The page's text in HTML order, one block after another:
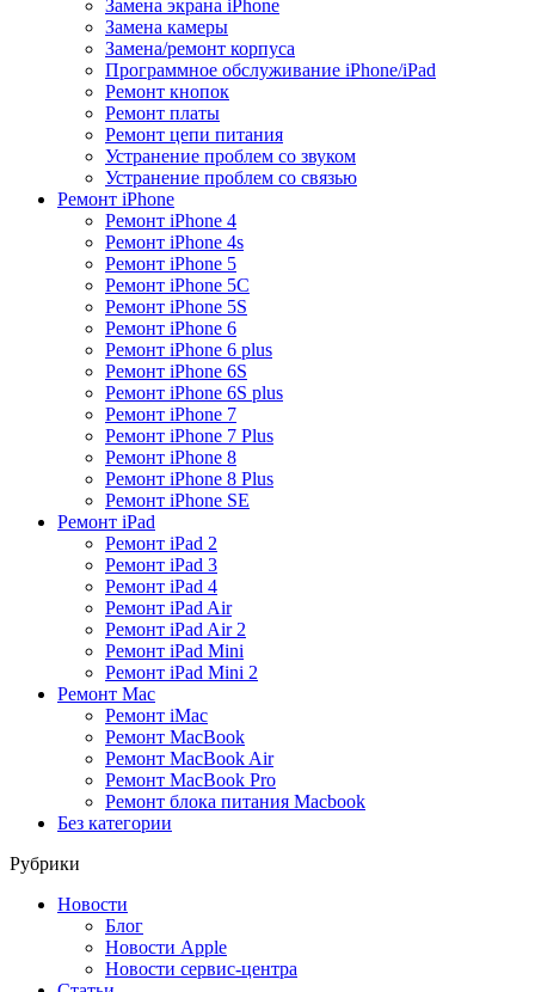
Замена экрана iPhone
Замена камеры
Замена/ремонт корпуса
Программное обслуживание iPhone/iPad
Ремонт кнопок
Ремонт платы
Ремонт цепи питания
Устранение проблем со звуком
Устранение проблем со связью
Ремонт iPhone
Ремонт iPhone 4
Ремонт iPhone 4s
Ремонт iPhone 5
Ремонт iPhone 5C
Ремонт iPhone 5S
Ремонт iPhone 6
Ремонт iPhone 6 plus
Ремонт iPhone 6S
Ремонт iPhone 6S plus
Ремонт iPhone 7
Ремонт iPhone 7 Plus
Ремонт iPhone 8
Ремонт iPhone 8 Plus
Ремонт iPhone SE
Ремонт iPad
Ремонт iPad 2
Ремонт iPad 3
Ремонт iPad 4
Ремонт iPad Air
Ремонт iPad Air 2
Ремонт iPad Mini
Ремонт iPad Mini 2
Ремонт Mac
Ремонт iMac
Ремонт MacBook
Ремонт MacBook Air
Ремонт MacBook Pro
Ремонт блока питания Macbook
Без категории
Рубрики
Новости
Блог
Новости Apple
Новости сервис-центра